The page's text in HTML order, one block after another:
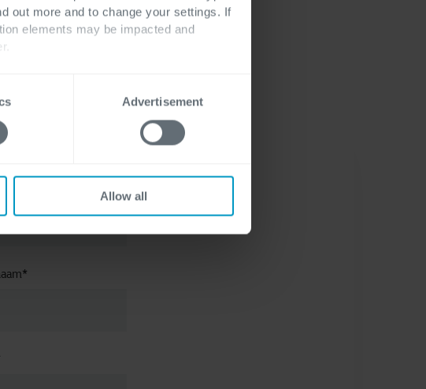
out more and to change your settings. If
elements may be impacted and
Advertisement
Allow all
*